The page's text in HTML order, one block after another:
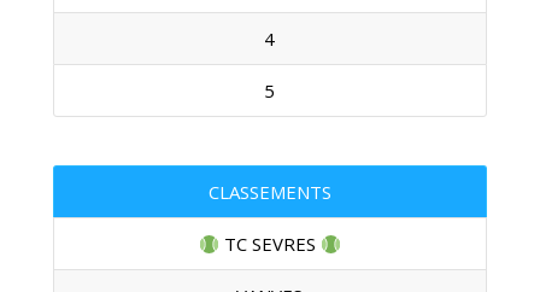
4
5
CLASSEMENTS
TC SEVRES